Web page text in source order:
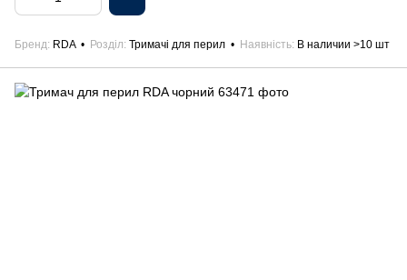
Бренд RDA Розділ Тримачі для перил Наявність В наличии >10 шт